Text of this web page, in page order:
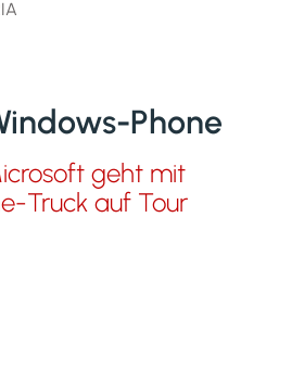
Phone
geht mit
Truck auf Tour